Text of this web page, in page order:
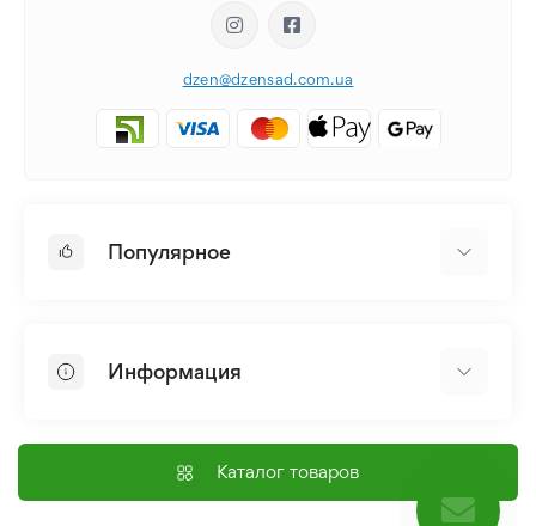
dzen@dzensad.com.ua
Популярное
Лилия
Семена
Информация
Доставка и оплата
Контакты
Каталог товаров